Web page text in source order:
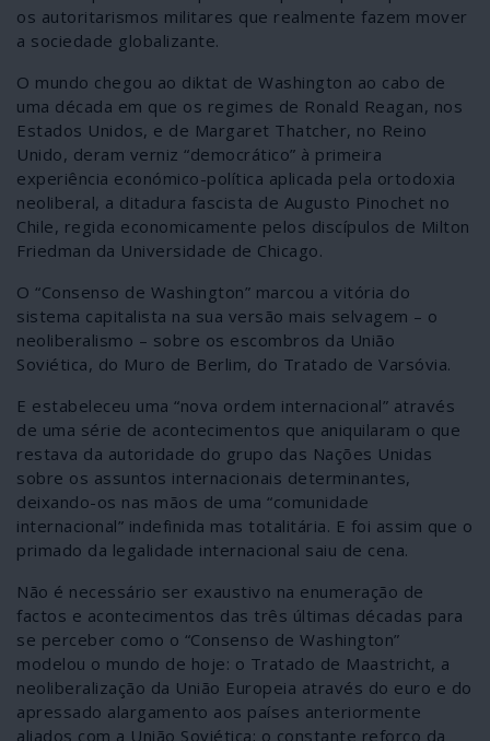
os autoritarismos militares que realmente fazem mover
a sociedade globalizante.
O mundo chegou ao diktat de Washington ao cabo de
uma década em que os regimes de Ronald Reagan, nos
Estados Unidos, e de Margaret Thatcher, no Reino
Unido, deram verniz “democrático” à primeira
experiência económico-política aplicada pela ortodoxia
neoliberal, a ditadura fascista de Augusto Pinochet no
Chile, regida economicamente pelos discípulos de Milton
Friedman da Universidade de Chicago.
O “Consenso de Washington” marcou a vitória do
sistema capitalista na sua versão mais selvagem – o
neoliberalismo – sobre os escombros da União
Soviética, do Muro de Berlim, do Tratado de Varsóvia.
E estabeleceu uma “nova ordem internacional” através
de uma série de acontecimentos que aniquilaram o que
restava da autoridade do grupo das Nações Unidas
sobre os assuntos internacionais determinantes,
deixando-os nas mãos de uma “comunidade
internacional” indefinida mas totalitária. E foi assim que o
primado da legalidade internacional saiu de cena.
Não é necessário ser exaustivo na enumeração de
factos e acontecimentos das três últimas décadas para
se perceber como o “Consenso de Washington”
modelou o mundo de hoje: o Tratado de Maastricht, a
neoliberalização da União Europeia através do euro e do
apressado alargamento aos países anteriormente
aliados com a União Soviética; o constante reforço da